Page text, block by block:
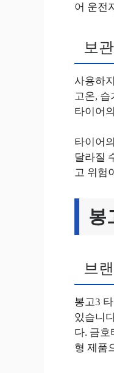
어 운전
보
사용하
고온, 습
타이어
타이어
달라질
고 위험
봉
브
봉고3
있습니
다. 금호
형 제품